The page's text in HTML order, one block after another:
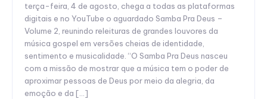
terça-feira, 4 de agosto, chega a todas as plataformas
digitais e no YouTube o aguardado Samba Pra Deus –
Volume 2, reunindo releituras de grandes louvores da
música gospel em versões cheias de identidade,
sentimento e musicalidade. “O Samba Pra Deus nasceu
com a missão de mostrar que a música tem o poder de
aproximar pessoas de Deus por meio da alegria, da
emoção e da […]